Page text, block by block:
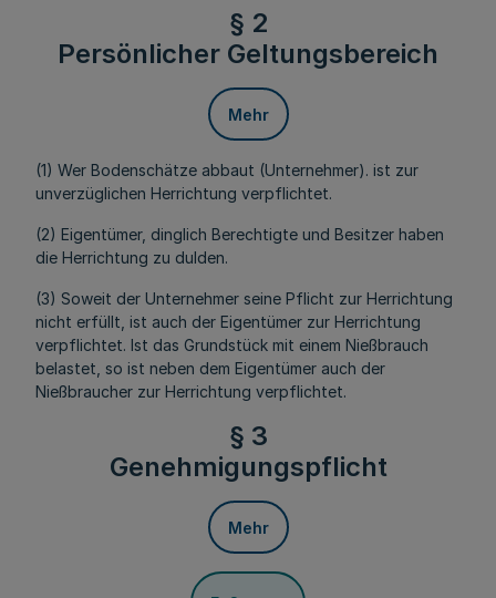
§ 2
Persönlicher Geltungsbereich
Mehr
(1) Wer Bodenschätze abbaut (Unternehmer). ist zur
unverzüglichen Herrichtung verpflichtet.
(2) Eigentümer, dinglich Berechtigte und Besitzer haben
die Herrichtung zu dulden.
(3) Soweit der Unternehmer seine Pflicht zur Herrichtung
nicht erfüllt, ist auch der Eigentümer zur Herrichtung
verpflichtet. Ist das Grundstück mit einem Nießbrauch
belastet, so ist neben dem Eigentümer auch der
Nießbraucher zur Herrichtung verpflichtet.
§ 3
Genehmigungspflicht
Mehr